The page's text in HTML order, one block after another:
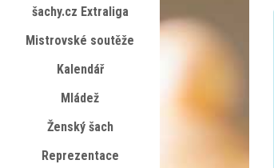
šachy.cz Extraliga
Mistrovské soutěže
Kalendář
Mládež
Ženský šach
Reprezentace